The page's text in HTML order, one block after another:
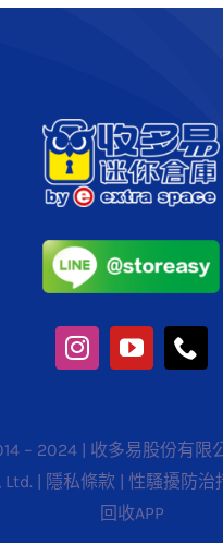
– 2024 | 收多易股份有限
Ltd. | 隱私條款 | 性騷擾防治
回收APP